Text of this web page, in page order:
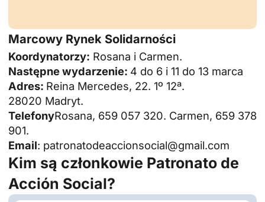
Marcowy Rynek Solidarności
Koordynatorzy: Rosana i Carmen.
Następne wydarzenie: 4 do 6 i 11 do 13 marca
Adres: Reina Mercedes, 22. 1º 12ª.
28020 Madryt.
TelefonyRosana, 659 057 320. Carmen, 659 378
901.
Email: patronatodeaccionsocial@gmail.com
Kim są członkowie Patronato de
Acción Social?